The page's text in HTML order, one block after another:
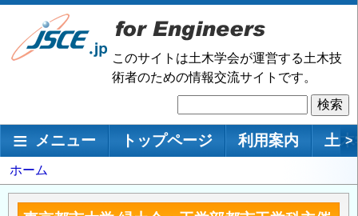
メ
ン
移
このサイトは土木学会が運営する土木技
術者のための情報交流サイトです。
索
メインナビゲーション
メニュー トップページ 利用案内 土 >
パ
ン
ホーム